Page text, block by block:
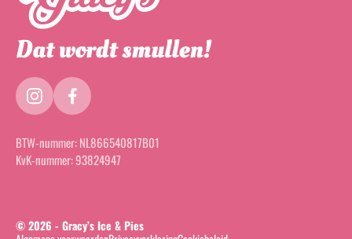
instagramfacebook
BTW-nummer:NL866540817B01
KvK-nummer:93824947
© 2026 - Gracy’s Ice & Pies